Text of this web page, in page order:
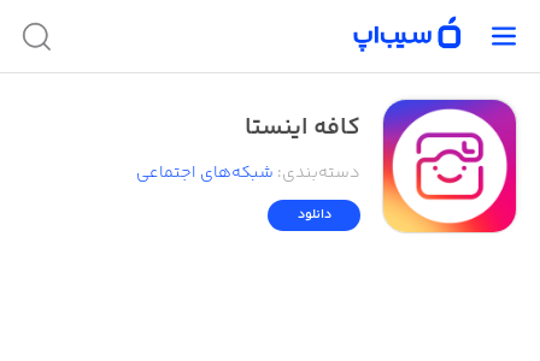
کافه اینستا
دسته‌بندی: شبکه‌های اجتماعی
دانلود